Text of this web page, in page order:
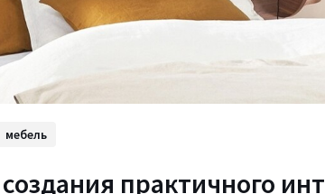
мебель
практичного